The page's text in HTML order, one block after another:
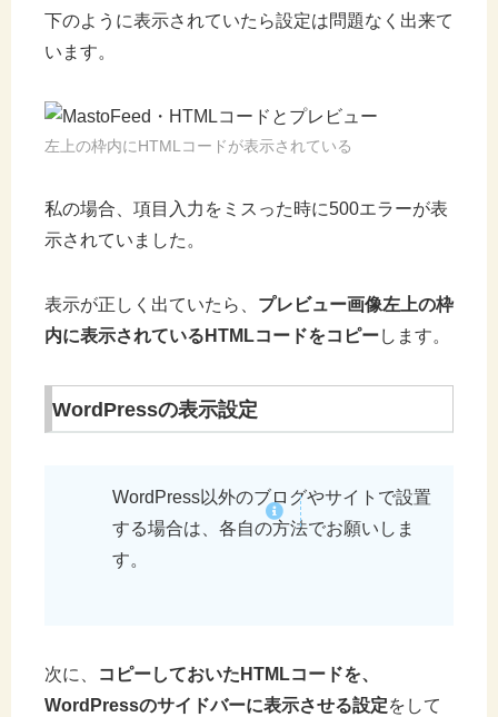
下のように表示されていたら設定は問題なく出来て
います。
左上の枠内にHTMLコードが表示されている
私の場合、項目入力をミスった時に500エラーが表
示されていました。
表示が正しく出ていたら、 プレビュー画像左上の枠
内に表示されているHTMLコードをコピーします。
WordPressの表示設定
WordPress以外のブログやサイトで設置
する場合は、各自の方法でお願いしま
す。
次に、
コピーしておいたHTMLコードを、
WordPressのサイドバーに表示させる設定をして